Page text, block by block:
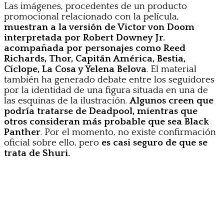
Las imágenes, procedentes de un producto
promocional relacionado con la película,
muestran a la versión de Victor von Doom
interpretada por Robert Downey Jr.
acompañada por personajes como Reed
Richards, Thor, Capitán América, Bestia,
Cíclope, La Cosa y Yelena Belova. El material
también ha generado debate entre los seguidores
por la identidad de una figura situada en una de
las esquinas de la ilustración. Algunos creen que
podría tratarse de Deadpool, mientras que
otros consideran más probable que sea Black
Panther. Por el momento, no existe confirmación
oficial sobre ello, pero es casi seguro de que se
trata de Shuri.